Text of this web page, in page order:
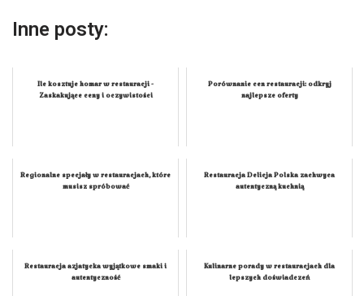
Inne posty:
Ile kosztuje homar w restauracji -
Zaskakujące ceny i oczywistości
Porównanie cen restauracji: odkryj
najlepsze oferty
Regionalne specjały w restauracjach, które
musisz spróbować
Restauracja Delicja Polska zachwyca
autentyczną kuchnią
Restauracja azjatycka wyjątkowe smaki i
autentyczność
Kulinarne porady w restauracjach dla
lepszych doświadczeń